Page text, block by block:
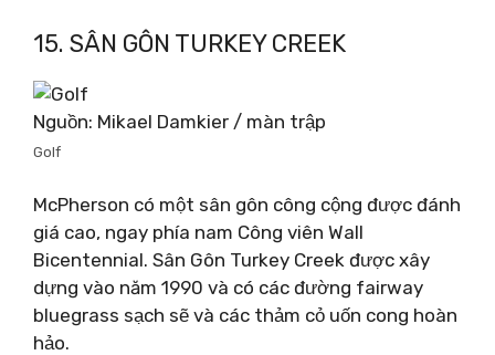
15. SÂN GÔN TURKEY CREEK
Nguồn: Mikael Damkier / màn trập
Golf
McPherson có một sân gôn công cộng được đánh
giá cao, ngay phía nam Công viên Wall
Bicentennial. Sân Gôn Turkey Creek được xây
dựng vào năm 1990 và có các đường fairway
bluegrass sạch sẽ và các thảm cỏ uốn cong hoàn
hảo.